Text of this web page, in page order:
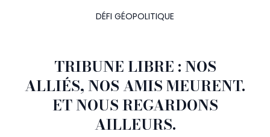
DÉFI GÉOPOLITIQUE
TRIBUNE LIBRE : NOS
ALLIÉS, NOS AMIS MEURENT.
ET NOUS REGARDONS
AILLEURS.